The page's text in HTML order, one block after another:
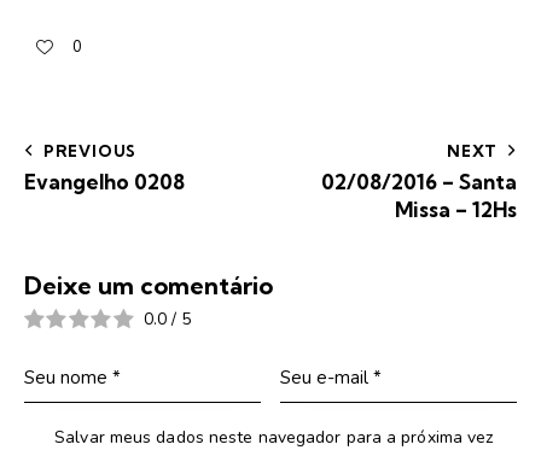
0
PREVIOUS
Evangelho 0208
NEXT
02/08/2016 – Santa
Missa – 12Hs
Deixe um comentário
0.0 / 5
Salvar meus dados neste navegador para a próxima vez